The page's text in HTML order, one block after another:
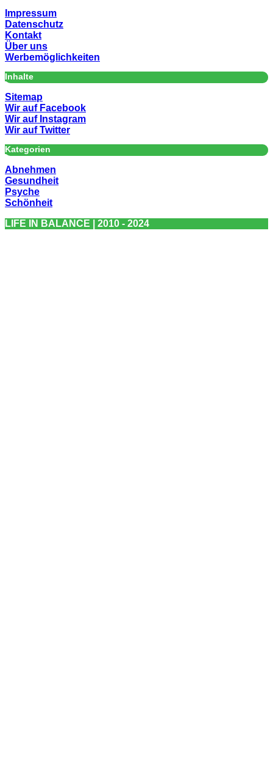
Impressum
Datenschutz
Kontakt
Über uns
Werbemöglichkeiten
Inhalte
Sitemap
Wir auf Facebook
Wir auf Instagram
Wir auf Twitter
Kategorien
Abnehmen
Gesundheit
Psyche
Schönheit
LIFE IN BALANCE | 2010 - 2024